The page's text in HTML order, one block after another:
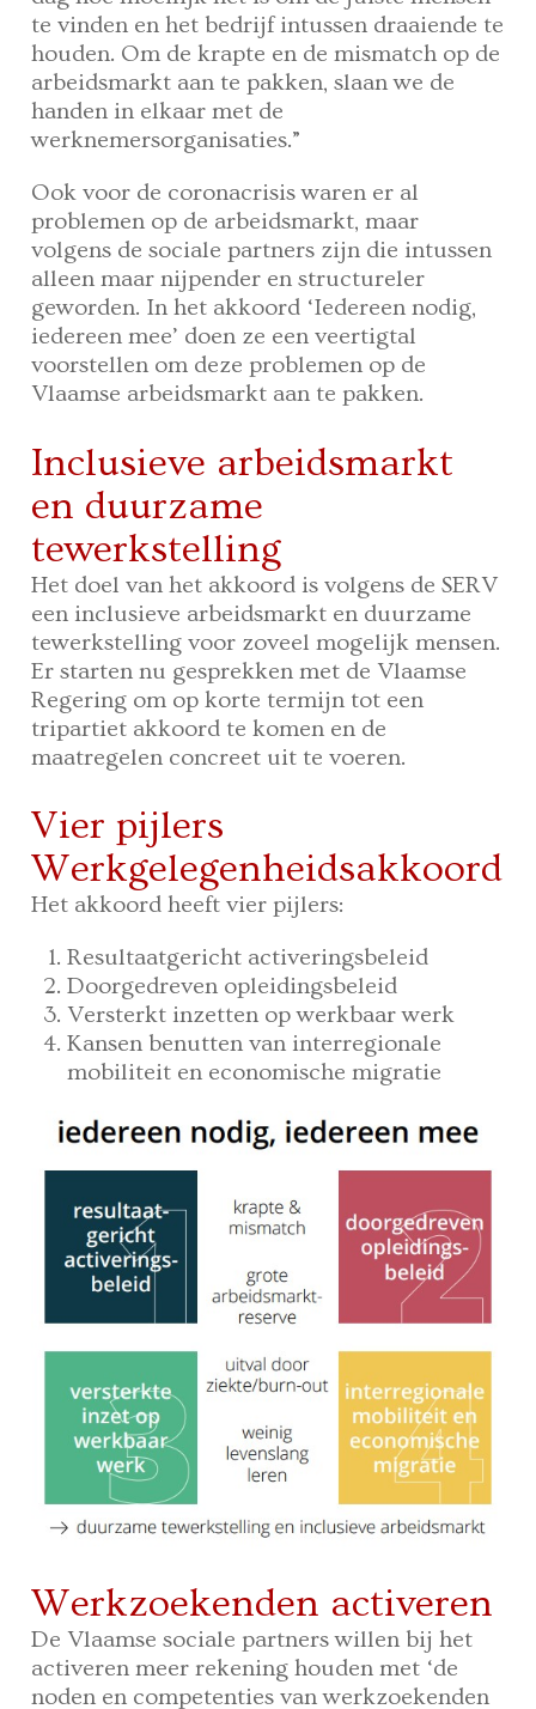
te vinden en het bedrijf intussen draaiende te
houden. Om de krapte en de mismatch op de
arbeidsmarkt aan te pakken, slaan we de
handen in elkaar met de
werknemersorganisaties.”
Ook voor de coronacrisis waren er al
problemen op de arbeidsmarkt, maar
volgens de sociale partners zijn die intussen
alleen maar nijpender en structureler
geworden. In het akkoord ‘Iedereen nodig,
iedereen mee’ doen ze een veertigtal
voorstellen om deze problemen op de
Vlaamse arbeidsmarkt aan te pakken.
Inclusieve arbeidsmarkt
en duurzame
tewerkstelling
Het doel van het akkoord is volgens de SERV
een inclusieve arbeidsmarkt en duurzame
tewerkstelling voor zoveel mogelijk mensen.
Er starten nu gesprekken met de Vlaamse
Regering om op korte termijn tot een
tripartiet akkoord te komen en de
maatregelen concreet uit te voeren.
Vier pijlers
Werkgelegenheidsakkoord
Het akkoord heeft vier pijlers:
Resultaatgericht activeringsbeleid
Doorgedreven opleidingsbeleid
Versterkt inzetten op werkbaar werk
Kansen benutten van interregionale
mobiliteit en economische migratie
Werkzoekenden activeren
De Vlaamse sociale partners willen bij het
activeren meer rekening houden met ‘de
noden en competenties van werkzoekenden